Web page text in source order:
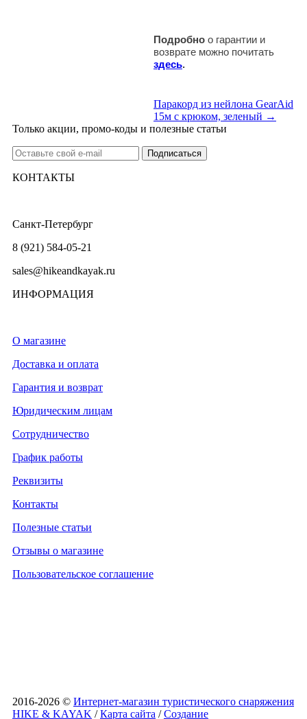
Подробно о гарантии и
возврате можно почитать
здесь.
Паракорд из нейлона GearAid
15м с крюком, зеленый →
Только акции, промо-коды и полезные статьи
КОНТАКТЫ
Санкт-Петербург
8 (921) 584-05-21
sales@hikeandkayak.ru
ИНФОРМАЦИЯ
О магазине
Доставка и оплата
Гарантия и возврат
Юридическим лицам
Сотрудничество
График работы
Реквизиты
Контакты
Полезные статьи
Отзывы о магазине
Пользовательское соглашение
2016-2026 © Интернет-магазин туристического снаряжения
HIKE & KAYAK /Карта сайта /Создание